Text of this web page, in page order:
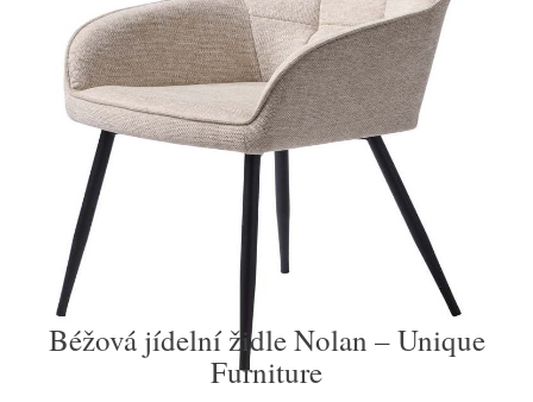
Béžová jídelní židle Nolan – Unique
Furniture